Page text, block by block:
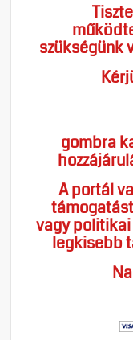
szükségünk
gombra
A portál
vagy
legkisebb